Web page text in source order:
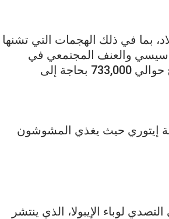
بما في ذلك الهجمات التي تشنها
والعنف المجتمعي في
إيتوري، حيث تم تشريد أكثر من 350,000 شخص فيما أصبح حوالي 733,000 بحاجة إلى
إيتوري حيث يغذي المشوشون
لوباء الإيبولا، الذي ينتشر